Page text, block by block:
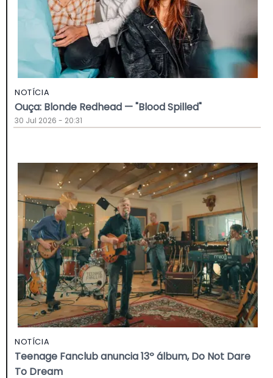
NOTÍCIA
Ouça: Blonde Redhead — "Blood Spilled"
30 Jul 2026 - 20:31
NOTÍCIA
Teenage Fanclub anuncia 13º álbum, Do Not Dare
To Dream